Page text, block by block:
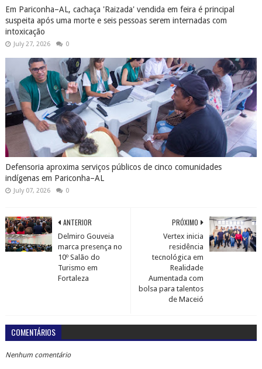
Em Pariconha–AL, cachaça 'Raizada' vendida em feira é principal
suspeita após uma morte e seis pessoas serem internadas com
intoxicação
July 27, 2026 0
Defensoria aproxima serviços públicos de cinco comunidades
indígenas em Pariconha–AL
July 07, 2026 0
PRÓXIMO
Vertex inicia
residência
tecnológica em
Realidade
Aumentada com
bolsa para talentos
de Maceió
ANTERIOR
Delmiro Gouveia
marca presença no
10º Salão do
Turismo em
Fortaleza
COMENTÁRIOS
Nenhum comentário